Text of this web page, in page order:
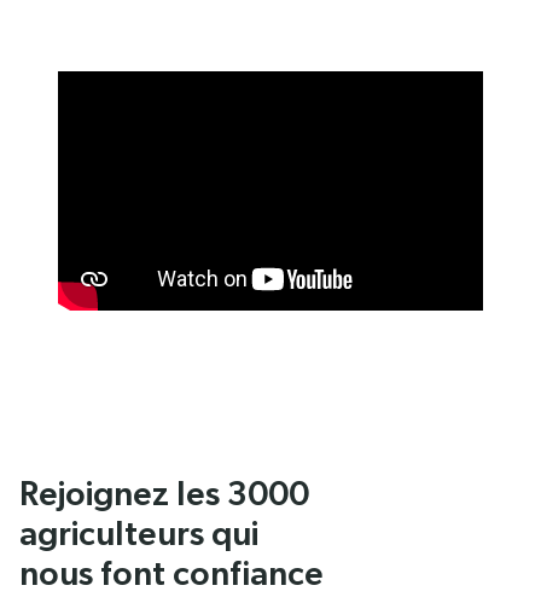
Rejoignez les 3000
agriculteurs qui
nous font confiance